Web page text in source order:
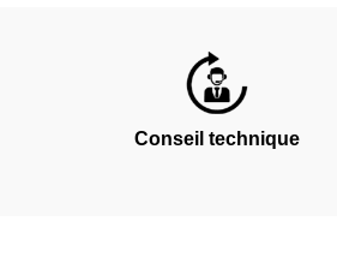
Conseil technique